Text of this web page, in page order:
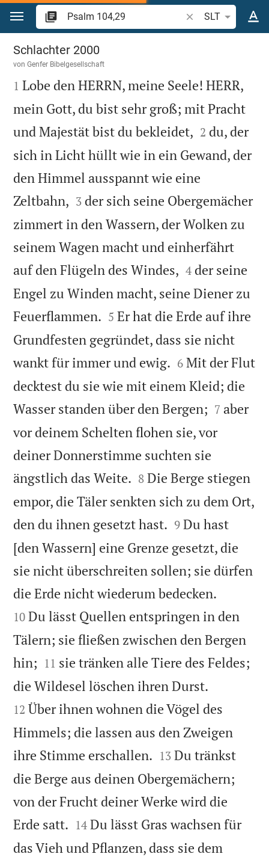
Zum Inhalt springen
Bibelstelle oder
SLT
Psalm 104
Schlachter 2000
vonGenfer Bibelgesellschaft

1 Lobe den HERRN, meine Seele! HERR,
mein Gott, du bist sehr groß; mit Pracht
und Majestät bist du bekleidet, 

2 du, der
sich in Licht hüllt wie in ein Gewand, der
den Himmel ausspannt wie eine
Zeltbahn, 

3 der sich seine Obergemächer
zimmert in den Wassern, der Wolken zu
seinem Wagen macht und einherfährt
auf den Flügeln des Windes, 

4 der seine
Engel zu Winden macht, seine Diener zu
Feuerflammen. 

5 Er hat die Erde auf ihre
Grundfesten gegründet, dass sie nicht
wankt für immer und ewig. 

6 Mit der Flut
decktest du sie wie mit einem Kleid; die
Wasser standen über den Bergen; 

7 aber
vor deinem Schelten flohen sie, vor
deiner Donnerstimme suchten sie
ängstlich das Weite. 

8 Die Berge stiegen
empor, die Täler senkten sich zu dem Ort,
den du ihnen gesetzt hast. 

9 Du hast
[den Wassern] eine Grenze gesetzt, die
sie nicht überschreiten sollen; sie dürfen
die Erde nicht wiederum bedecken.
10 Du lässt Quellen entspringen in den
Tälern; sie fließen zwischen den Bergen
hin; 

11 sie tränken alle Tiere des Feldes;
die Wildesel löschen ihren Durst.
12 Über ihnen wohnen die Vögel des
Himmels; die lassen aus den Zweigen
ihre Stimme erschallen. 

13 Du tränkst
die Berge aus deinen Obergemächern;
von der Frucht deiner Werke wird die
Erde satt. 

14 Du lässt Gras wachsen für
das Vieh und Pflanzen, dass sie dem